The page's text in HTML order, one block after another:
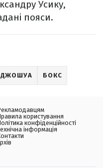
Усику,
пояси.
ДЖОШУА БОКС
користування
конфіденційності
інформація